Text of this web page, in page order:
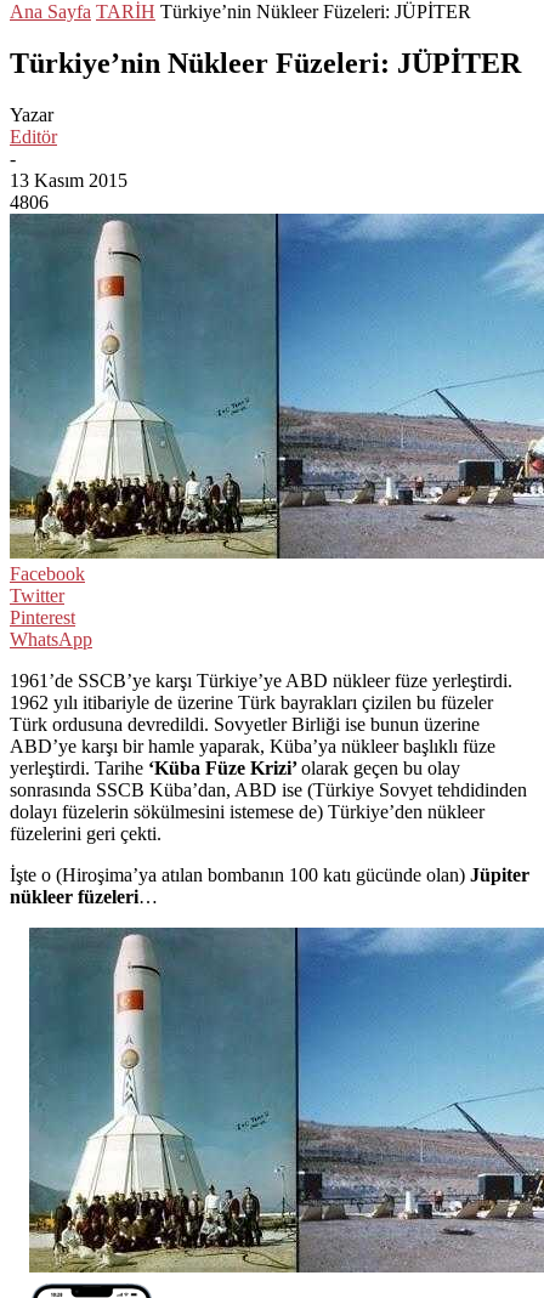
Ana Sayfa TARİH Türkiye’nin Nükleer Füzeleri: JÜPİTER
Türkiye’nin Nükleer Füzeleri: JÜPİTER
Yazar
Editör
-
13 Kasım 2015
4806
Facebook
Twitter
Pinterest
WhatsApp
1961’de SSCB’ye karşı Türkiye’ye ABD nükleer füze yerleştirdi.
1962 yılı itibariyle de üzerine Türk bayrakları çizilen bu füzeler
Türk ordusuna devredildi. Sovyetler Birliği ise bunun üzerine
ABD’ye karşı bir hamle yaparak, Küba’ya nükleer başlıklı füze
yerleştirdi. Tarihe ‘Küba Füze Krizi’olarak geçen bu olay
sonrasında SSCB Küba’dan, ABD ise (Türkiye Sovyet tehdidinden
dolayı füzelerin sökülmesini istemese de) Türkiye’den nükleer
füzelerini geri çekti.
İşte o (Hiroşima’ya atılan bombanın 100 katı gücünde olan) Jüpiter
nükleer füzeleri…